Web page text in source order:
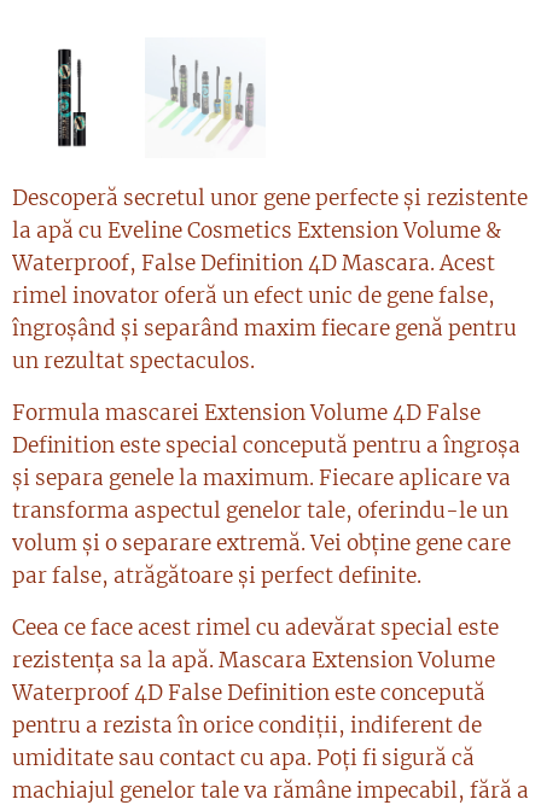
Descoperă secretul unor gene perfecte și rezistente
la apă cu Eveline Cosmetics Extension Volume &
Waterproof, False Definition 4D Mascara. Acest
rimel inovator oferă un efect unic de gene false,
îngroșând și separând maxim fiecare genă pentru
un rezultat spectaculos.
Formula mascarei Extension Volume 4D False
Definition este special concepută pentru a îngroșa
și separa genele la maximum. Fiecare aplicare va
transforma aspectul genelor tale, oferindu-le un
volum și o separare extremă. Vei obține gene care
par false, atrăgătoare și perfect definite.
Ceea ce face acest rimel cu adevărat special este
rezistența sa la apă. Mascara Extension Volume
Waterproof 4D False Definition este concepută
pentru a rezista în orice condiții, indiferent de
umiditate sau contact cu apa. Poți fi sigură că
machiajul genelor tale va rămâne impecabil, fără a